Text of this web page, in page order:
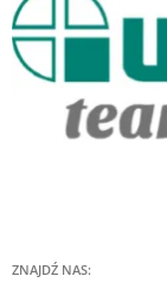
ZNAJDŹ NAS: